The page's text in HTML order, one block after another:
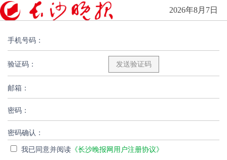
2026年8月7日
手机号码：
验证码：
邮箱：
密码：
密码确认：
我已同意并阅读 《长沙晚报网用户注册协议》